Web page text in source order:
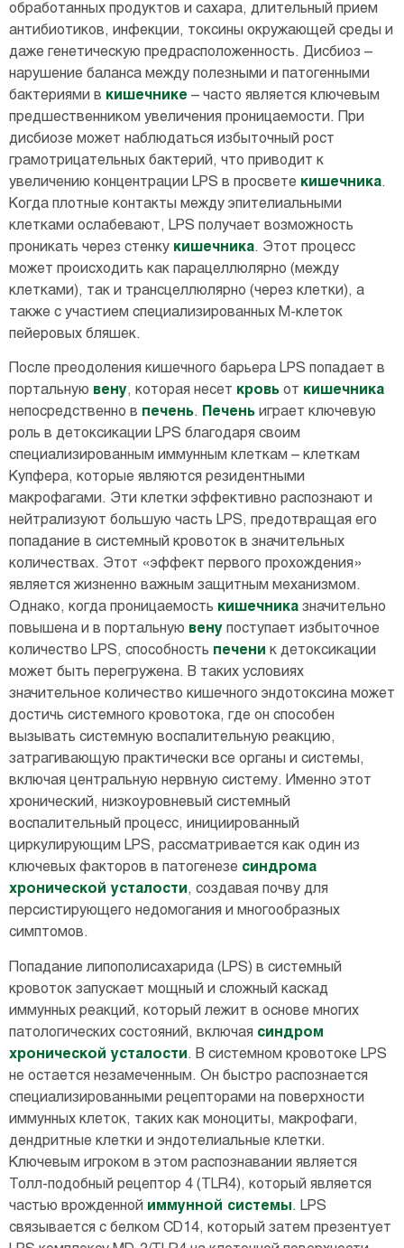
обработанных продуктов и сахара, длительный прием
антибиотиков, инфекции, токсины окружающей среды и
даже генетическую предрасположенность. Дисбиоз –
нарушение баланса между полезными и патогенными
бактериями в кишечнике – часто является ключевым
предшественником увеличения проницаемости. При
дисбиозе может наблюдаться избыточный рост
грамотрицательных бактерий, что приводит к
увеличению концентрации LPS в просвете кишечника.
Когда плотные контакты между эпителиальными
клетками ослабевают, LPS получает возможность
проникать через стенку кишечника. Этот процесс
может происходить как парацеллюлярно (между
клетками), так и трансцеллюлярно (через клетки), а
также с участием специализированных М-клеток
пейеровых бляшек.
После преодоления кишечного барьера LPS попадает в
портальную вену, которая несет кровь от кишечника
непосредственно в печень. Печень играет ключевую
роль в детоксикации LPS благодаря своим
специализированным иммунным клеткам – клеткам
Купфера, которые являются резидентными
макрофагами. Эти клетки эффективно распознают и
нейтрализуют большую часть LPS, предотвращая его
попадание в системный кровоток в значительных
количествах. Этот «эффект первого прохождения»
является жизненно важным защитным механизмом.
Однако, когда проницаемость кишечника значительно
повышена и в портальную вену поступает избыточное
количество LPS, способность печени к детоксикации
может быть перегружена. В таких условиях
значительное количество кишечного эндотоксина может
достичь системного кровотока, где он способен
вызывать системную воспалительную реакцию,
затрагивающую практически все органы и системы,
включая центральную нервную систему. Именно этот
хронический, низкоуровневый системный
воспалительный процесс, инициированный
циркулирующим LPS, рассматривается как один из
ключевых факторов в патогенезе синдрома
хронической усталости, создавая почву для
персистирующего недомогания и многообразных
симптомов.
Попадание липополисахарида (LPS) в системный
кровоток запускает мощный и сложный каскад
иммунных реакций, который лежит в основе многих
патологических состояний, включая синдром
хронической усталости . В системном кровотоке LPS
не остается незамеченным. Он быстро распознается
специализированными рецепторами на поверхности
иммунных клеток, таких как моноциты, макрофаги,
дендритные клетки и эндотелиальные клетки.
Ключевым игроком в этом распознавании является
Толл-подобный рецептор 4 (TLR4), который является
частью врожденной иммунной системы . LPS
связывается с белком CD14, который затем презентует